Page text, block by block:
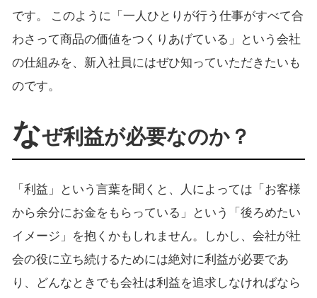
です。 このように「一人ひとりが行う仕事がすべて合
わさって商品の価値をつくりあげている」という会社
の仕組みを、新入社員にはぜひ知っていただきたいも
のです。
なぜ利益が必要なのか？
「利益」という言葉を聞くと、人によっては「お客様
から余分にお金をもらっている」という「後ろめたい
イメージ」を抱くかもしれません。しかし、会社が社
会の役に立ち続けるためには絶対に利益が必要であ
り、どんなときでも会社は利益を追求しなければなら